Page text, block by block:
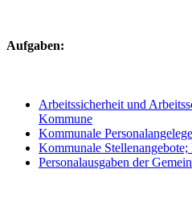
Aufgaben:
Arbeitssicherheit und
Kommune
Kommunale
Kommunale
Personalausgaben der